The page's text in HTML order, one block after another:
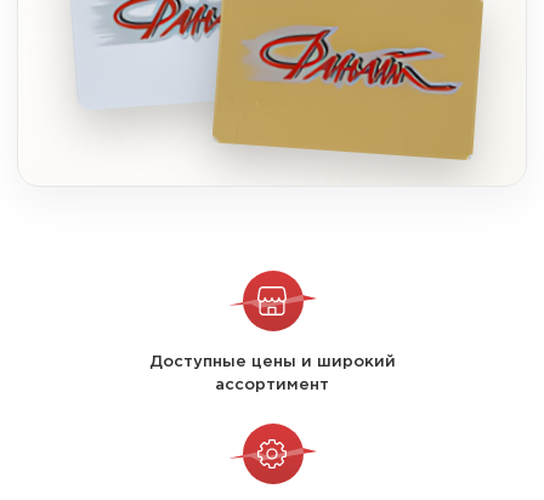
Доступные цены и широкий
ассортимент